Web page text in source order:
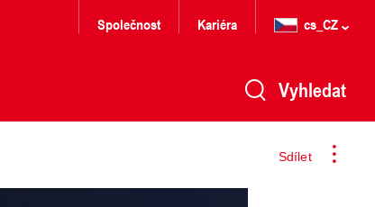
Společnost Kariéra cs_CZ
Vyhledat
Sdílet